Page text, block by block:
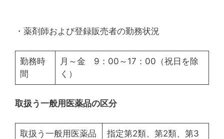
・薬剤師および登録販売者の勤務状況
勤務時
間
月～金 9：00～17：00（祝日を除
く）
取扱う一般用医薬品の区分
取扱う一般用医薬品
指定第2類、第2類、第3